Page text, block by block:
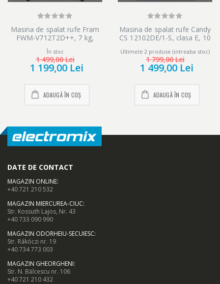
Masina de spalat rufe Fram
FWM-V712T2D++, 7 kg,
1200 rpm, Clasa D, Display
LED, Start intarziat, Anti-
sifonare, Eco-Logic, Alb
În stoc
1 499,00 Lei
1 199,00 Lei
ADAUGĂ ÎN COȘ
Masina de spalat rufe Candy
CS 12102DE/1-S, clasa E, 10
Programe rapide de spalare,
Hygiene, Alb
Ultimele 2 produse (intreaba stoc)
1 799,00 Lei
1 499,00 Lei
ADAUGĂ ÎN COȘ
DATE DE CONTACT
MAGAZIN ONLINE:
+40 721 210 532
MAGAZIN MIERCUREA-CIUC:
Str. Kossuth Lajos, Nr. 43
+40 733 090 990
MAGAZIN ODORHEIU-SECUIESC:
Str. Rákóczi nr. 19
+40 734 773 003
MAGAZIN GHEORGHENI:
Str. N. Bălcescu nr. 106
+40 721 210 432